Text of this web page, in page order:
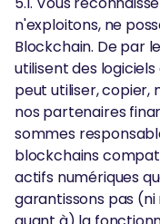
n'exploitons, ne
Blockchain. De par
utilisent des
peut utiliser, copier,
nos partenaires
sommes
blockchains
actifs numériques
garantissons pas